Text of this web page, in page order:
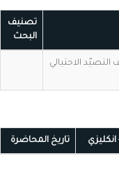
تصنيف
البحث
الاحتيالي
تاريخ المحاضرة